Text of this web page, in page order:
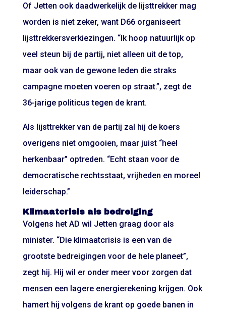
Of Jetten ook daadwerkelijk de lijsttrekker mag
worden is niet zeker, want D66 organiseert
lijsttrekkersverkiezingen. “Ik hoop natuurlijk op
veel steun bij de partij, niet alleen uit de top,
maar ook van de gewone leden die straks
campagne moeten voeren op straat.”, zegt de
36-jarige politicus tegen de krant.
Als lijsttrekker van de partij zal hij de koers
overigens niet omgooien, maar juist “heel
herkenbaar” optreden. “Echt staan voor de
democratische rechtsstaat, vrijheden en moreel
leiderschap.”
Klimaatcrisis als bedreiging
Volgens het AD wil Jetten graag door als
minister. “Die klimaatcrisis is een van de
grootste bedreigingen voor de hele planeet”,
zegt hij. Hij wil er onder meer voor zorgen dat
mensen een lagere energierekening krijgen. Ook
hamert hij volgens de krant op goede banen in